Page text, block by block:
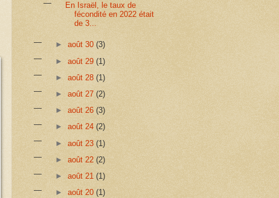
En Israël, le taux de
fécondité en 2022 était
de 3...
► août 30 (3)
► août 29 (1)
► août 28 (1)
► août 27 (2)
► août 26 (3)
► août 24 (2)
► août 23 (1)
► août 22 (2)
► août 21 (1)
► août 20 (1)